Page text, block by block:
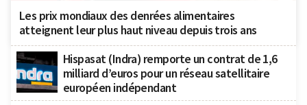
Les prix mondiaux des denrées alimentaires
atteignent leur plus haut niveau depuis trois ans
Hispasat (Indra) remporte un contrat de 1,6
milliard d’euros pour un réseau satellitaire
européen indépendant